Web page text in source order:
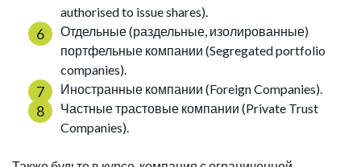
authorised to issue shares).
Отдельные (раздельные, изолированные)
портфельные компании (Segregated portfolio
companies).
Иностранные компании (Foreign Companies).
Частные трастовые компании (Private Trust
Companies).